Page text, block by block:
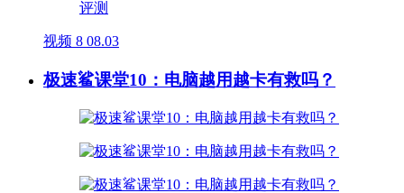
视频 8 08.03
极速鲨课堂10：电脑越用越卡有救吗？